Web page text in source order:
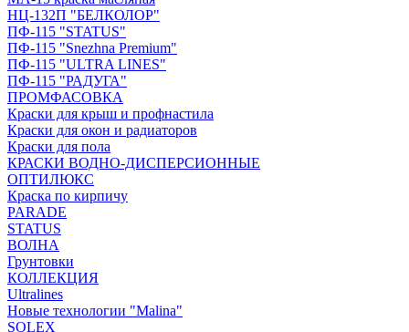
НЦ-132П "БЕЛКОЛОР"
ПФ-115 "STATUS"
ПФ-115 "Snezhna Premium"
ПФ-115 "ULTRA LINES"
ПФ-115 "РАДУГА"
ПРОМФАСОВКА
Краски для крыш и профнастила
Краски для окон и радиаторов
Краски для пола
КРАСКИ ВОДНО-ДИСПЕРСИОННЫЕ
ОПТИЛЮКС
Краска по кирпичу
PARADE
STATUS
ВОЛНА
Грунтовки
КОЛЛЕКЦИЯ
Ultralines
Новые технологии "Malina"
SOLEX